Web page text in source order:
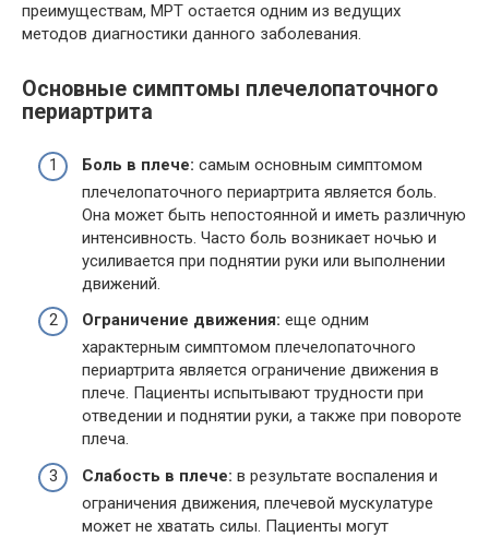
преимуществам, МРТ остается одним из ведущих
методов диагностики данного заболевания.
Основные симптомы плечелопаточного
периартрита
Боль в плече: самым основным симптомом
плечелопаточного периартрита является боль.
Она может быть непостоянной и иметь различную
интенсивность. Часто боль возникает ночью и
усиливается при поднятии руки или выполнении
движений.
Ограничение движения: еще одним
характерным симптомом плечелопаточного
периартрита является ограничение движения в
плече. Пациенты испытывают трудности при
отведении и поднятии руки, а также при повороте
плеча.
Слабость в плече: в результате воспаления и
ограничения движения, плечевой мускулатуре
может не хватать силы. Пациенты могут